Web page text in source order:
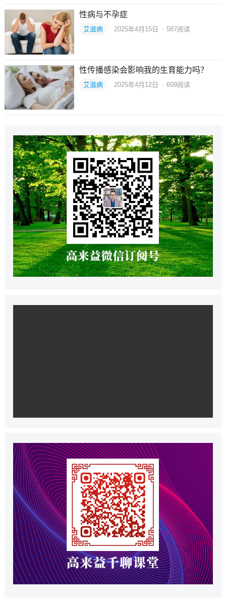
性病与不孕症
艾滋病 2025年4月15日 · 587阅读
性传播感染会影响我的生育能力吗？
艾滋病 2025年4月12日 · 609阅读